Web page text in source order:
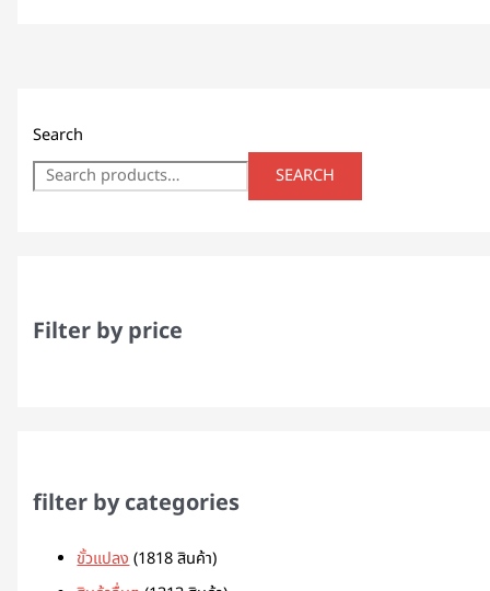
Search
SEARCH
Filter by price
filter by categories
ขั้วแปลง 1818 สินค้า